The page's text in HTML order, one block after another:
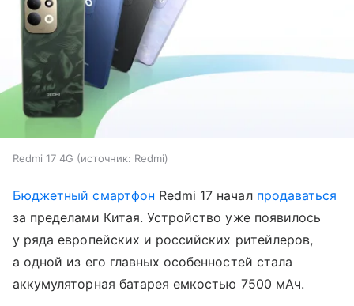
Redmi 17 4G источник: Redmi
Бюджетный смартфон Redmi 17 начал продаваться
за пределами Китая. Устройство уже появилось
у ряда европейских и российских ритейлеров,
а одной из его главных особенностей стала
аккумуляторная батарея емкостью 7500 мАч.